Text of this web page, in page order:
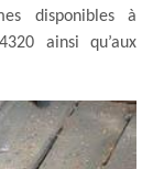
disponibles à
ainsi qu’aux